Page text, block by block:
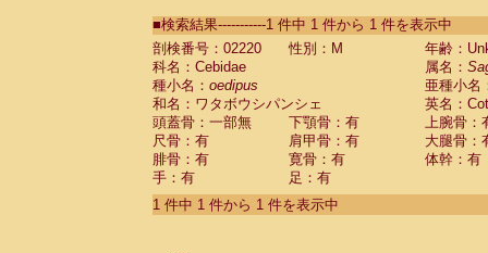
CebidaeSaguinus labiatus(0)
Cebidae Saguinus leucopus (0)
Cebidae
Cebidae
CebidaeSaguinus nigricollis (0)
Cebidae Saguinus oedipus
Cebidae Saguinus weddelli
Cebidae Saguinusspp.
Cebidae Aotus trivirgatus
Cebidae Cebus albifrons
■検索結果-----------1 件中 1 件から 1 件を表示中
剖検番号：02220
性別：M
年齢：
科名：Cebidae
属名：
種小名： oedipus
亜種小名
和名：ワタボウシパンシェ
英名：
頭蓋骨：一部無
下顎骨：有
上腕骨：
尺骨：有
肩甲骨：有
大腿骨：
腓骨：有
寛骨：有
体幹：有
手：有
足：有
1 件中 1 件から 1 件を表示中